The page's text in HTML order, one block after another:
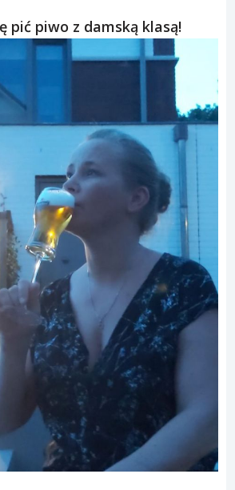
pić piwo z damską klasą!